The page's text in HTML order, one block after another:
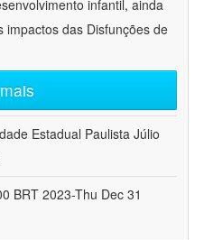
infantil, ainda
impactos das Disfunções de
Estadual Paulista Júlio
BRT 2023-Thu Dec 31